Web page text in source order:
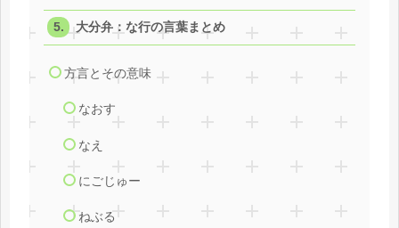
大分弁：な行の言葉まとめ
方言とその意味
なおす
なえ
にごじゅー
ねぶる